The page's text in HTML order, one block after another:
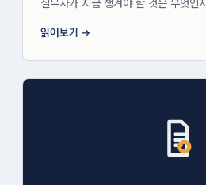
실무자가 지금 챙겨야 할 것은 무엇인
읽어보기